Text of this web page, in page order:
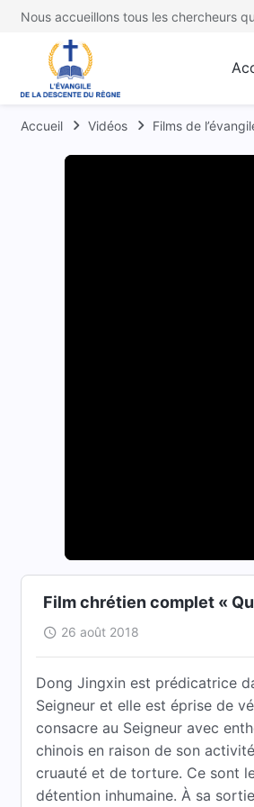
Nous accueillons tous les chercheurs
Accueil Vidéos Films de
Film chrétien complet «
26 août 2018
Dong Jingxin est prédicatrice
Seigneur et elle est éprise de
consacre au Seigneur avec
chinois en raison de son
cruauté et de torture. Ce sont
détention inhumaine. À sa